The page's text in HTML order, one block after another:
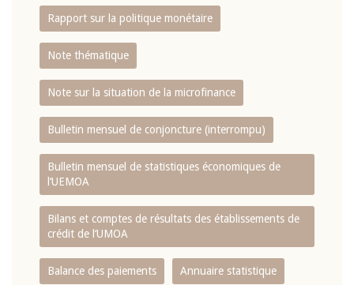
Rapport sur la politique monétaire
Note thématique
Note sur la situation de la microfinance
Bulletin mensuel de conjoncture (interrompu)
Bulletin mensuel de statistiques économiques de
l‘UEMOA
Bilans et comptes de résultats des établissements de
crédit de l‘UMOA
Balance des paiements Annuaire statistique